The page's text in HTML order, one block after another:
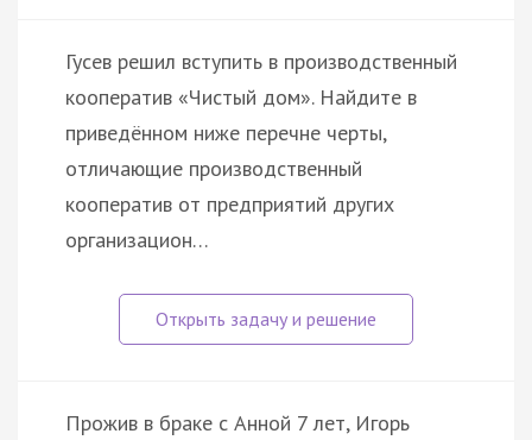
Гусев решил вступить в производственный
кооператив «Чистый дом». Найдите в
приведённом ниже перечне черты,
отличающие производственный
кооператив от предприятий других
организацион…
Прожив в браке с Анной 7 лет, Игорь